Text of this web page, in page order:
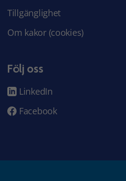
Tillgänglighet
Om kakor (cookies)
Följ oss
LinkedIn
Facebook